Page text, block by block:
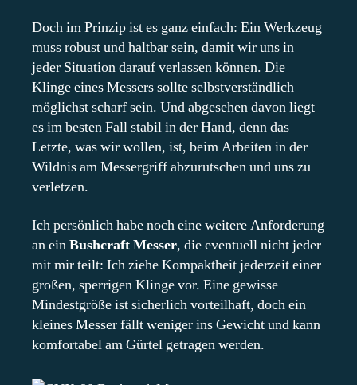
Doch im Prinzip ist es ganz einfach: Ein Werkzeug
muss robust und haltbar sein, damit wir uns in
jeder Situation darauf verlassen können. Die
Klinge eines Messers sollte selbstverständlich
möglichst scharf sein. Und abgesehen davon liegt
es im besten Fall stabil in der Hand, denn das
Letzte, was wir wollen, ist, beim Arbeiten in der
Wildnis am Messergriff abzurutschen und uns zu
verletzen.
Ich persönlich habe noch eine weitere Anforderung
an einBushcraft Messer, die eventuell nicht jeder
mit mir teilt: Ich ziehe Kompaktheit jederzeit einer
großen, sperrigen Klinge vor. Eine gewisse
Mindestgröße ist sicherlich vorteilhaft, doch ein
kleines Messer fällt weniger ins Gewicht und kann
komfortabel am Gürtel getragen werden.